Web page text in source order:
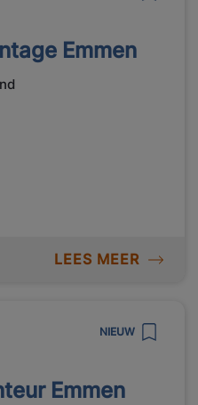
Emmen
LEES MEER
NIEUW
Emmen